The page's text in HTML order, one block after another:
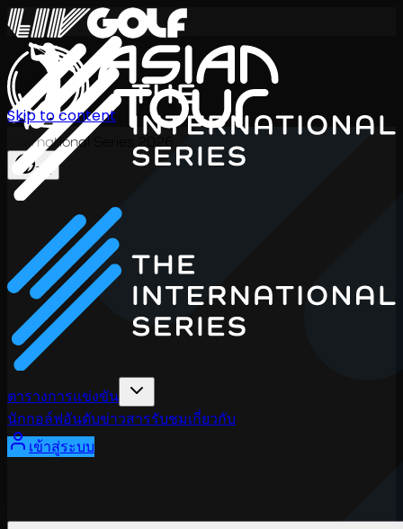
International Series 2026
TH
ตารางการแข่งขัน
นักกอล์ฟอันดับข่าวสารรับชมเกี่ยวกับ
เข้าสู่ระบบ
Skip to content